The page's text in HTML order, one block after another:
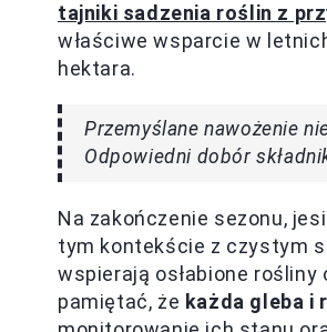
tajniki sadzenia roślin z
właściwe wsparcie w
hektara.
Przemyślane nawożenie
Odpowiedni dobór
Na zakończenie sezonu,
tym kontekście z czystym
wspierają osłabione
pamiętać, że każda gleba i